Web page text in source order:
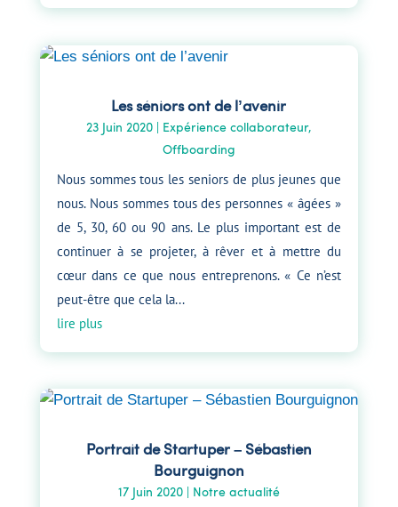
Les séniors ont de l’avenir
23 Juin 2020| Expérience collaborateur,
Offboarding
Nous sommes tous les seniors de plus jeunes que
nous. Nous sommes tous des personnes « âgées »
de 5, 30, 60 ou 90 ans. Le plus important est de
continuer à se projeter, à rêver et à mettre du
cœur dans ce que nous entreprenons. « Ce n’est
peut-être que cela la...
lire plus
Portrait de Startuper – Sébastien
Bourguignon
17 Juin 2020| Notre actualité